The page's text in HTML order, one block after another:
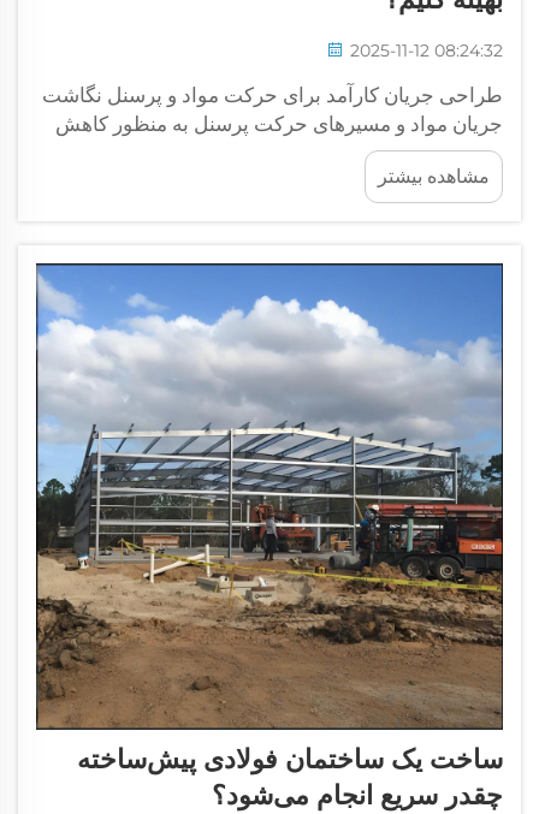
2025-11-12 08:24:32
طراحی جریان کارآمد برای حرکت مواد و پرسنل نگاشت
جریان مواد و مسیرهای حرکت پرسنل به منظور کاهش
تراکم آغاز کنید با تحلیل الگوهای حرکتی با استفاده از
ردیابی دیجیتال یا نمودارهای اسپاگتی برای شناسایی
نقاط برخورد و ...
مشاهده بیشتر
ساخت یک ساختمان فولادی پیش‌ساخته
چقدر سریع انجام می‌شود؟